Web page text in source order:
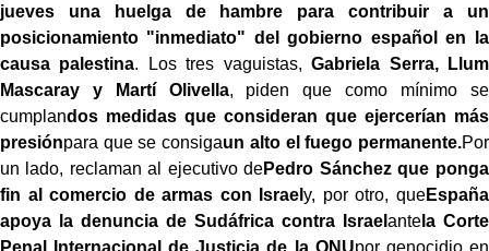
jueves una huelga de hambre para contribuir a un
posicionamiento "inmediato" del gobierno español en la
causa palestina. Los tres vaguistas,Gabriela Serra, Llum
Mascaray y Martí Olivella, piden que como mínimo se
cumplandos medidas que consideran que ejercerían más
presiónpara que se consigaun alto el fuego permanente.Por
un lado, reclaman al ejecutivo dePedro Sánchez que ponga
fin al comercio de armas con Israely, por otro, queEspaña
apoya la denuncia de Sudáfrica contra Israel antela Corte
Penal Internacional de Justicia de la ONUpor genocidio en